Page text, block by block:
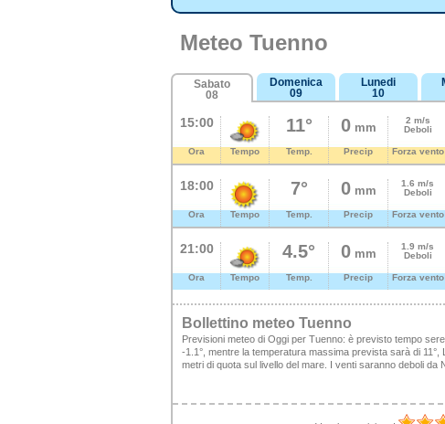
Meteo Tuenno
Sabato
08
Domenica
09
Lunedi
10
15:00
Ora Tempo
11°
Temp.
0mm
Precip
2 m/s
Deboli
Forza vento
18:00
Ora Tempo
7°
Temp.
0mm
Precip
1.6 m/s
Deboli
Forza vento
21:00
Ora Tempo
4.5°
Temp.
0mm
Precip
1.9 m/s
Deboli
Forza vento
Bollettino meteo Tuenno
Previsioni meteo di Oggi per Tuenno: è previsto tempo
-1.1°, mentre la temperatura massima prevista sarà di
metri di quota sul livello del mare. I venti saranno deboli da